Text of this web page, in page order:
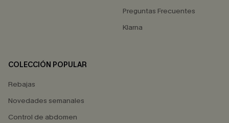
Preguntas Frecuentes
Klarna
COLECCIÓN POPULAR
Rebajas
Novedades semanales
Control de abdomen